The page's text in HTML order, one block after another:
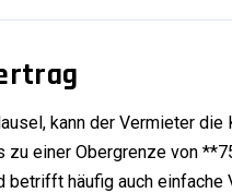
kann der Vermieter
zu einer Obergrenze von
betrifft häufig auch einfache